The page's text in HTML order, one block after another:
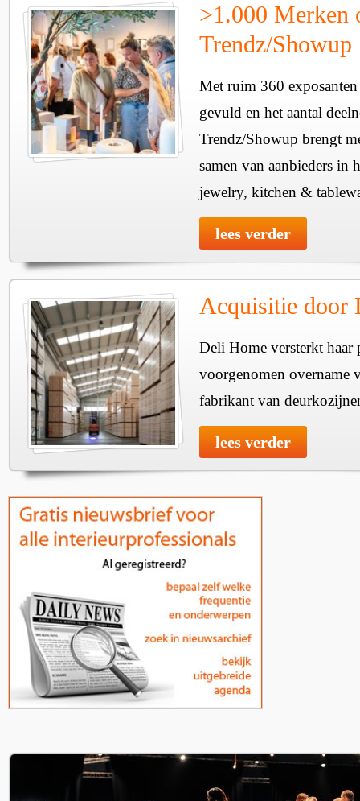
>1.000 Merken
Trendz/Showup
Met ruim 360
gevuld en het aantal
Trendz/Showup brengt
samen van aanbieders in
jewelry, kitchen &
lees verder
Acquisitie door
Deli Home versterkt haar
voorgenomen overname
fabrikant van
lees verder